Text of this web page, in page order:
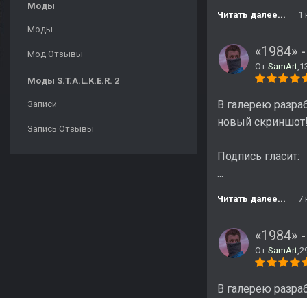
Моды
Моды
Мод Отзывы
Моды S.T.A.L.K.E.R. 2
Записи
Запись Отзывы
Читать далее... 1
«1984»
От SamArt,
В галерею
новый
Подпись гласит:
...
Читать далее... 7
«1984»
От SamArt
В галерею